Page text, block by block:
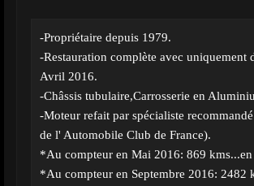
-Propriétaire depuis 1979.
-Restauration complète avec uniquement
Avril 2016.
-Châssis tubulaire,Carrosserie en
-Moteur refait par spécialiste
de l' Automobile Club de France).
*Au compteur en Mai 2016: 869 kms...en
*Au compteur en Septembre 2016: 2482